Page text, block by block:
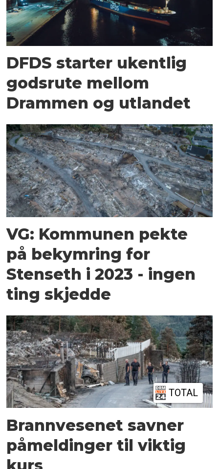
DFDS starter ukentlig
godsrute mellom
Drammen og utlandet
VG: Kommunen pekte
på bekymring for
Stenseth i 2023 - ingen
ting skjedde
TOTAL
Brannvesenet savner
påmeldinger til viktig